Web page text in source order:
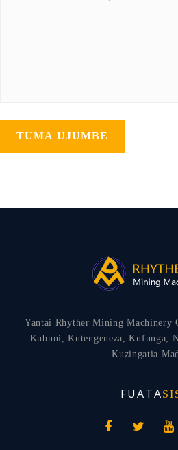
TUMA UJUMBE
Yantai Rhyther Mining Machinery
Kubuni, Kutengeneza, Kufunga,
Kuzingatia
FUATA